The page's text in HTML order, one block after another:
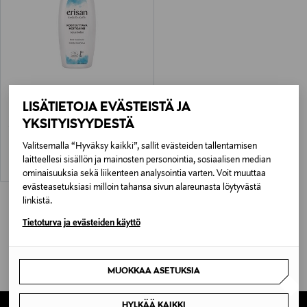
LISÄTIETOJA EVÄSTEISTÄ JA
YKSITYISYYDESTÄ
Valitsemalla “Hyväksy kaikki”, sallit evästeiden tallentamisen
laitteellesi sisällön ja mainosten personointia, sosiaalisen median
ominaisuuksia sekä liikenteen analysointia varten. Voit muuttaa
evästeasetuksiasi milloin tahansa sivun alareunasta löytyvästä
linkistä.
Tietoturva ja evästeiden käyttö
MUOKKAA ASETUKSIA
Kosteuttava Hoitoaine 250 ml
Original Price
4,00 €